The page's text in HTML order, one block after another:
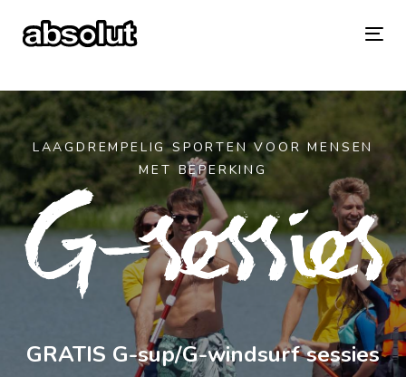
links
navigation
Skip
to
content
LAAGDREMPELIG SPORTEN VOOR MENSEN
MET BEPERKING
GRATIS G-sup/G-windsurf sessies